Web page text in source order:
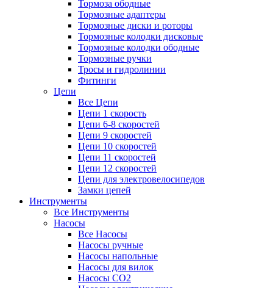
Тормоза ободные
Тормозные адаптеры
Тормозные диски и роторы
Тормозные колодки дисковые
Тормозные колодки ободные
Тормозные ручки
Тросы и гидролинии
Фитинги
Цепи
Все Цепи
Цепи 1 скорость
Цепи 6-8 скоростей
Цепи 9 скоростей
Цепи 10 скоростей
Цепи 11 скоростей
Цепи 12 скоростей
Цепи для электровелосипедов
Замки цепей
Инструменты
Все Инструменты
Насосы
Все Насосы
Насосы ручные
Насосы напольные
Насосы для вилок
Насосы CO2